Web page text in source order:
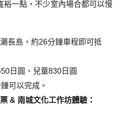
裕一點，不少室內場合都可以慢
長島，約26分鐘車程即可抵
日圓、兒童830日圓
可以完成。
& 南城文化工作坊體驗 ：